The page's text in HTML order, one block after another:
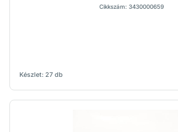
Készlet: 27 db
Cikkszám: 3430000659